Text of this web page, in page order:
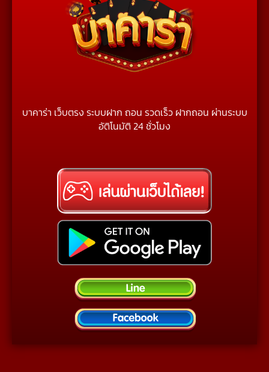
บาคาร่า เว็บตรง ระบบฝาก ถอน รวดเร็ว ฝากถอน ผ่านระบบ
อัติโนมัติ 24 ชั่วโมง